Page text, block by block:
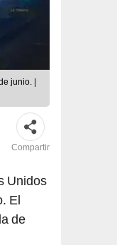
junio. |
Compartir
Unidos
El
de